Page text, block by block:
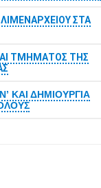
ΣΤΑ
ΤΜΗΜΑΤΟΣ ΤΗΣ
ΚΑΙ ΔΗΜΙΟΥΡΓΙΑ